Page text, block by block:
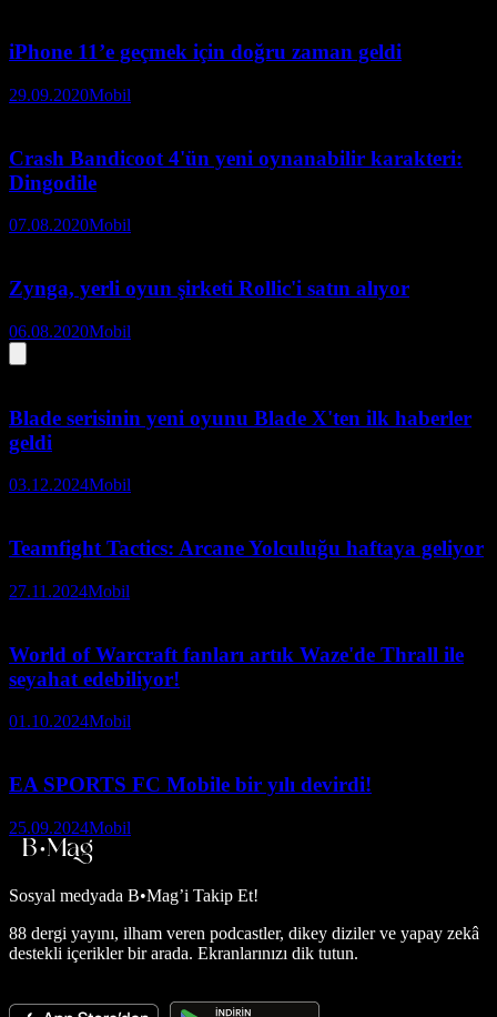
iPhone 11’e geçmek için doğru zaman geldi
29.09.2020Mobil
Crash Bandicoot 4'ün yeni oynanabilir karakteri:
Dingodile
07.08.2020Mobil
Zynga, yerli oyun şirketi Rollic'i satın alıyor
06.08.2020Mobil
Blade serisinin yeni oyunu Blade X'ten ilk haberler
geldi
03.12.2024Mobil
Teamfight Tactics: Arcane Yolculuğu haftaya geliyor
27.11.2024Mobil
World of Warcraft fanları artık Waze'de Thrall ile
seyahat edebiliyor!
01.10.2024Mobil
EA SPORTS FC Mobile bir yılı devirdi!
25.09.2024Mobil
Sosyal medyada B•Mag’i Takip Et!
88 dergi yayını, ilham veren podcastler, dikey diziler ve yapay zekâ
destekli içerikler bir arada. Ekranlarınızı dik tutun.